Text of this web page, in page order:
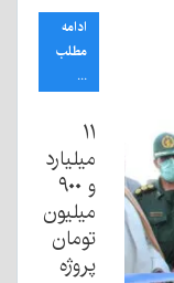
ادامه
مطلب
...
۱۱
میلیارد
و ۹۰۰
میلیون
تومان
پروژه